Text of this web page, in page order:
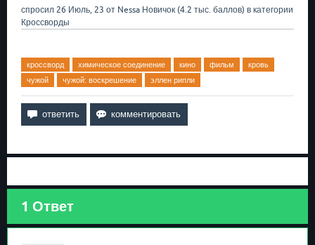
спросил 26 Июль, 23 от Nessa Новичок (4.2 тыс. баллов) в категории
Кроссворды
кроссворд химическое соединение кино фильм
кровь
чужой
чужой: воскрешение эллен рипли
1 Ответ